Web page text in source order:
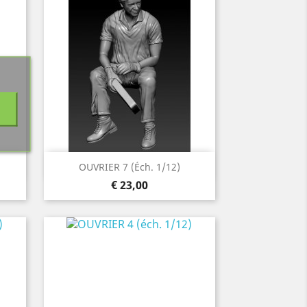
OUVRIER 7 (éch. 1/12)
Prijs
€ 23,00
Snel bekijken